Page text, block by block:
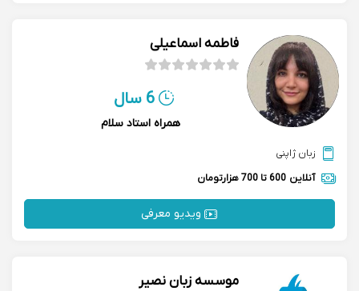
فاطمه اسماعیلی
6 سال
همراه استاد سلام
زبان ژاپنی
آنلاین 600 تا 700 هزارتومان
ویدیو معرفی
موسسه زبان نصیر